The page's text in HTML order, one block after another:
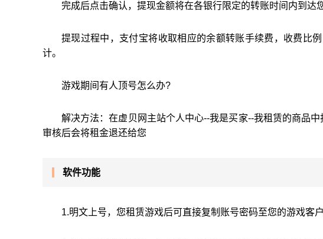
完成后点击确认，提现金额将在各银行限定的转账时间内到达
提现过程中，支付宝将收取相应的余额转账手续费，收费比
计。
游戏期间有人顶号怎么办?
解决方法：在虚贝网主站个人中心--我是买家--我租赁的商品
审核后会将租金退还给您
软件功能
1.明文上号，您租赁游戏后可直接复制账号密码至您的游戏客